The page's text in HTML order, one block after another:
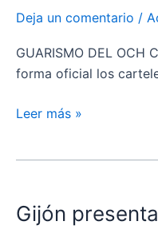
Deja un comentario /
GUARISMO DEL
forma oficial los
María,
con
fecha
para
presentación
Leer más »
Gijón
su